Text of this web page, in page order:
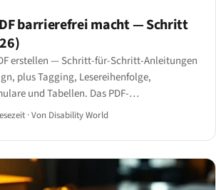
barrierefrei macht — Schritt
erstellen — Schritt-für-Schritt-Anleitungen
plus Tagging, Lesereihenfolge,
und Tabellen. Das PDF-
für 2026.
·Von Disability World